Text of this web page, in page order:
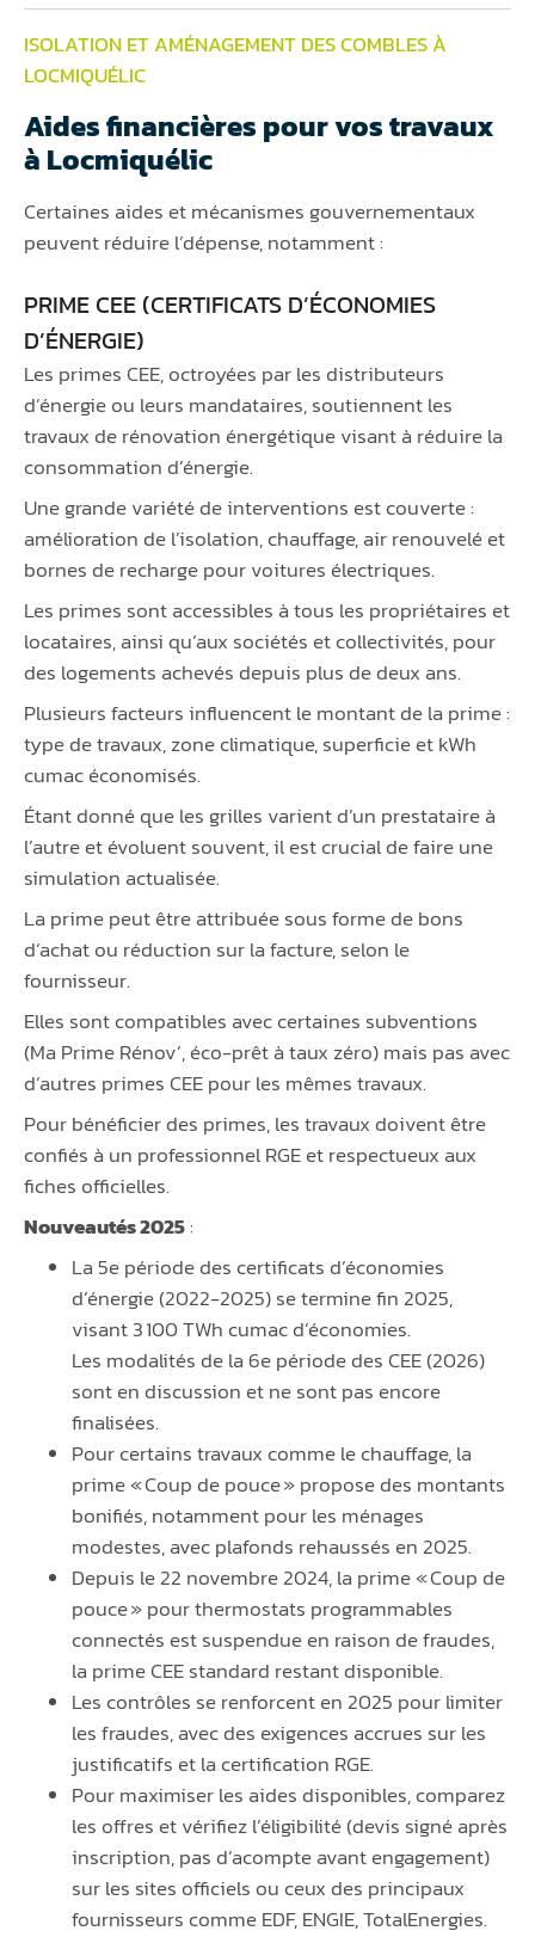
ISOLATION ET AMÉNAGEMENT DES COMBLES À
LOCMIQUÉLIC
Aides financières pour vos travaux
à Locmiquélic
Certaines aides et mécanismes gouvernementaux
peuvent réduire l’dépense, notamment :
PRIME CEE (CERTIFICATS D’ÉCONOMIES
D’ÉNERGIE)
Les primes CEE, octroyées par les distributeurs
d’énergie ou leurs mandataires, soutiennent les
travaux de rénovation énergétique visant à réduire la
consommation d’énergie.
Une grande variété de interventions est couverte :
amélioration de l’isolation, chauffage, air renouvelé et
bornes de recharge pour voitures électriques.
Les primes sont accessibles à tous les propriétaires et
locataires, ainsi qu’aux sociétés et collectivités, pour
des logements achevés depuis plus de deux ans.
Plusieurs facteurs influencent le montant de la prime :
type de travaux, zone climatique, superficie et kWh
cumac économisés.
Étant donné que les grilles varient d’un prestataire à
l’autre et évoluent souvent, il est crucial de faire une
simulation actualisée.
La prime peut être attribuée sous forme de bons
d’achat ou réduction sur la facture, selon le
fournisseur.
Elles sont compatibles avec certaines subventions
(Ma Prime Rénov’, éco-prêt à taux zéro) mais pas avec
d’autres primes CEE pour les mêmes travaux.
Pour bénéficier des primes, les travaux doivent être
confiés à un professionnel RGE et respectueux aux
fiches officielles.
Nouveautés 2025:
La 5e période des certificats d’économies
d’énergie (2022-2025) se termine fin 2025,
visant 3 100 TWh cumac d’économies.
Les modalités de la 6e période des CEE (2026)
sont en discussion et ne sont pas encore
finalisées.
Pour certains travaux comme le chauffage, la
prime « Coup de pouce » propose des montants
bonifiés, notamment pour les ménages
modestes, avec plafonds rehaussés en 2025.
Depuis le 22 novembre 2024, la prime « Coup de
pouce » pour thermostats programmables
connectés est suspendue en raison de fraudes,
la prime CEE standard restant disponible.
Les contrôles se renforcent en 2025 pour limiter
les fraudes, avec des exigences accrues sur les
justificatifs et la certification RGE.
Pour maximiser les aides disponibles, comparez
les offres et vérifiez l’éligibilité (devis signé après
inscription, pas d’acompte avant engagement)
sur les sites officiels ou ceux des principaux
fournisseurs comme EDF, ENGIE, TotalEnergies.